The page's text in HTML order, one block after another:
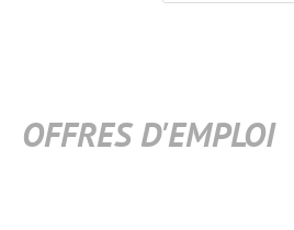
OFFRES D'EMPLOI